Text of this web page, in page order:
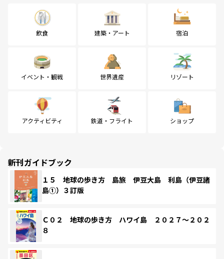
飲食 建築・アート 宿泊
イベント・観戦 世界遺産 リゾート
アクティビティ 鉄道・フライト ショップ
新刊ガイドブック
１５ 地球の歩き方 島旅 伊豆大島 利島（伊豆諸
島①）３訂版
Ｃ０２ 地球の歩き方 ハワイ島 ２０２７～２０２
８